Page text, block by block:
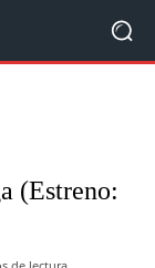
(Estreno: